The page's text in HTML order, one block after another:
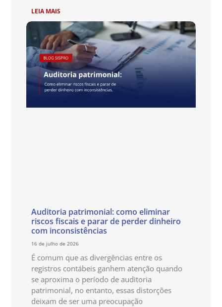
LEIA MAIS
Auditoria patrimonial: como eliminar
riscos fiscais e parar de perder dinheiro
com inconsistências
16 de julho de 2026
É comum que as divergências entre os
registros contábeis ganhem atenção quando
se aproxima o período de auditoria
patrimonial, no entanto, essas distorções
deixam de ser uma preocupação